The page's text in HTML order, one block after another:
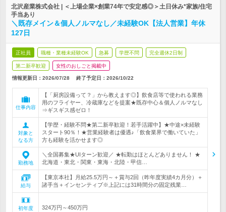
北沢産業株式会社 | ＜上場企業×創業74年で安定感◎＞土日休み*家族/住宅
手当あり
＼既存メイン＆個人ノルマなし／未経験OK【法人営業】年休
127日
正社員 職種・業種未経験OK 急募 学歴不問 完全週休2日制
第二新卒歓迎 女性のおしごと掲載中
情報更新日：2026/07/28 終了予定日： 2026/10/22
仕事内容
【「厨房設備って？」から教えます◎】飲食店等で使われる業務
用のフライヤー、冷蔵庫などを提案★既存中心＆個人ノルマなし
⇒ギスギス感ゼロ！
対象と
なる方
【学歴・経験不問★第二新卒歓迎！若手活躍中】★中途×未経験
スタート90％！★営業経験者は優遇♪「飲食業界で働いていた」
方も経験を活かせます◎
勤務地
＼全国募集★UIターン歓迎／ ★転勤はほとんどありません！ ★
北海道・東北・関東・東海・北陸・甲信…
給与
【東京本社】月給25.5万円～＋賞与2回（昨年度実績4カ月分）＋
諸手当＋インセンティブ※上記には31時間分の固定残業…
初年度 324万円～450万円